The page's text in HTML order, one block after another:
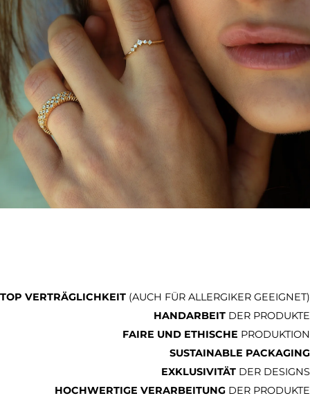
TOP VERTRÄGLICHKEIT (AUCH FÜR ALLERGIKER GEEIGNET)
HANDARBEIT DER PRODUKTE
FAIRE UND ETHISCHE PRODUKTION
SUSTAINABLE PACKAGING
EXKLUSIVITÄT DER DESIGNS
HOCHWERTIGE VERARBEITUNG DER PRODUKTE